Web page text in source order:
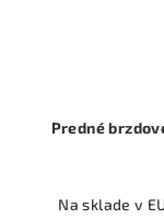
Predné
Na sklade v